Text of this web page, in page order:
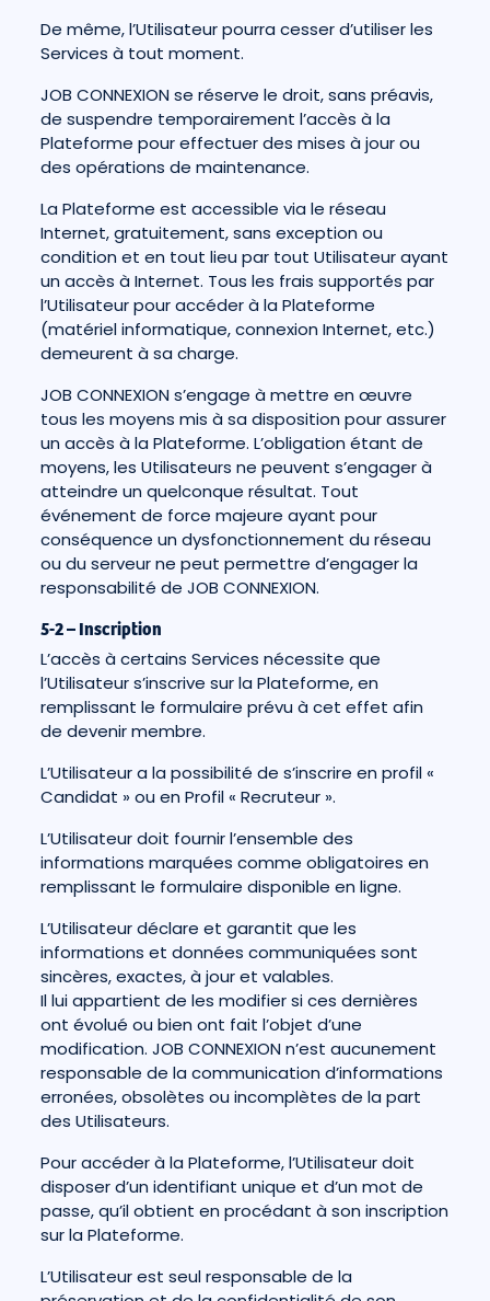
De même, l’Utilisateur pourra cesser d’utiliser les
Services à tout moment.
JOB CONNEXION se réserve le droit, sans préavis,
de suspendre temporairement l’accès à la
Plateforme pour effectuer des mises à jour ou
des opérations de maintenance.
La Plateforme est accessible via le réseau
Internet, gratuitement, sans exception ou
condition et en tout lieu par tout Utilisateur ayant
un accès à Internet. Tous les frais supportés par
l’Utilisateur pour accéder à la Plateforme
(matériel informatique, connexion Internet, etc.)
demeurent à sa charge.
JOB CONNEXION s’engage à mettre en œuvre
tous les moyens mis à sa disposition pour assurer
un accès à la Plateforme. L’obligation étant de
moyens, les Utilisateurs ne peuvent s’engager à
atteindre un quelconque résultat. Tout
événement de force majeure ayant pour
conséquence un dysfonctionnement du réseau
ou du serveur ne peut permettre d’engager la
responsabilité de JOB CONNEXION.
5-2 – Inscription
L’accès à certains Services nécessite que
l’Utilisateur s’inscrive sur la Plateforme, en
remplissant le formulaire prévu à cet effet afin
de devenir membre.
L’Utilisateur a la possibilité de s’inscrire en profil «
Candidat » ou en Profil « Recruteur ».
L’Utilisateur doit fournir l’ensemble des
informations marquées comme obligatoires en
remplissant le formulaire disponible en ligne.
L’Utilisateur déclare et garantit que les
informations et données communiquées sont
sincères, exactes, à jour et valables.
Il lui appartient de les modifier si ces dernières
ont évolué ou bien ont fait l’objet d’une
modification. JOB CONNEXION n’est aucunement
responsable de la communication d’informations
erronées, obsolètes ou incomplètes de la part
des Utilisateurs.
Pour accéder à la Plateforme, l’Utilisateur doit
disposer d’un identifiant unique et d’un mot de
passe, qu’il obtient en procédant à son inscription
sur la Plateforme.
L’Utilisateur est seul responsable de la